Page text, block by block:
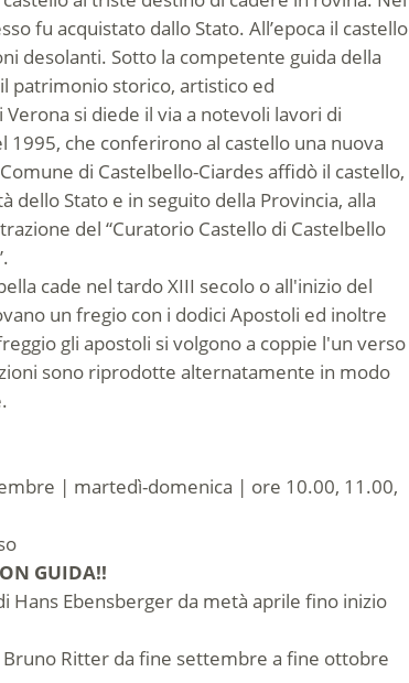
fu acquistato dallo Stato. All’epoca il castello
desolanti. Sotto la competente guida della
patrimonio storico, artistico ed
si diede il via a notevoli lavori di
1995, che conferirono al castello una nuova
di Castelbello-Ciardes affidò il castello,
dello Stato e in seguito della Provincia, alla
del “Curatorio Castello di Castelbello
cade nel tardo XIII secolo o all'inizio del
un fregio con i dodici Apostoli ed inoltre
gli apostoli si volgono a coppie l'un verso
sono riprodotte alternatamente in modo
| martedì-domenica | ore 10.00, 11.00,
GUIDA!!
Hans Ebensberger da metà aprile fino inizio
Ritter da fine settembre a fine ottobre